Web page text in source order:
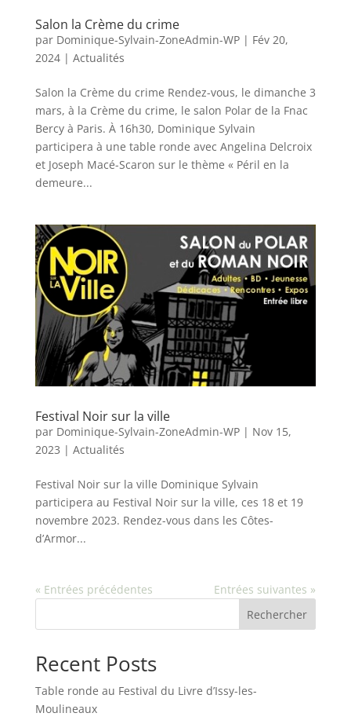
Salon la Crème du crime
par Dominique-Sylvain-ZoneAdmin-WP| Fév 20,
2024| Actualités
Salon la Crème du crime Rendez-vous, le dimanche 3
mars, à la Crème du crime, le salon Polar de la Fnac
Bercy à Paris. À 16h30, Dominique Sylvain
participera à une table ronde avec Angelina Delcroix
et Joseph Macé-Scaron sur le thème « Péril en la
demeure...
Festival Noir sur la ville
par Dominique-Sylvain-ZoneAdmin-WP| Nov 15,
2023 | Actualités
Festival Noir sur la ville Dominique Sylvain
participera au Festival Noir sur la ville, ces 18 et 19
novembre 2023. Rendez-vous dans les Côtes-
d’Armor...
« Entrées précédentes
Entrées suivantes »
Rechercher
Recent Posts
Table ronde au Festival du Livre d’Issy-les-
Moulineaux